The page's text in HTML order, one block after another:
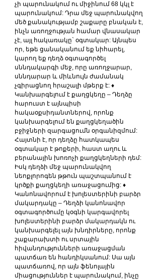
չի պարունակում ու միջինում 68 կկլ է
պարունակում: Դրա մեջ պարունակվող
մեծ քանակությամբ շաքարը բնական է,
ինչն առողջության համար վնասակար
չէ, այլ հակառակը` օգտակար: Այնպես
որ, եթե ցանականում եք նիհարել,
կարող եք դեղձ օգտագործել
սննդակարգի մեջ, որը առողջարար,
սննդարար և միևնույն ժամանակ
չգիրացնող հրաշալի մթերք է: ♦
Կանխարգելում է քաղցկեղը – Դեղձը
հարուստ է այնպիսի
հակաօքսիդանտներով, որոնք
կանխարգելում են քաղցկեղածին
բջիջների զարգացումն օրգանիզմում:
Հայտնի է, որ դեղձը հատկապես
օգտակար է թոքերի, հաստ աղու և
բերանային խոռոչի քաղցկեղների դեմ:
Իսկ դեղձի մեջ պարունակվող
նեոքլորոգեն թթուն պաշտպանում է
կրծքի քաղցկեղի առաջացումից: ♦
Կանոնավորում է խոլեստերինի բարձր
մակարդակը – Դեղձի կանոնավոր
օգտագործումը կօգնի կարգավորել
խոլեստերինի բարձր մակարդակն ու
կանխարգելել այն խնդիրները, որոնք
շաքարախտի ու սրտային
հիվանդությունների առաջացման
պատճառ են հանդիկսանում: Սա այն
պատճառով, որ այն ֆենոլային
միացություններ է պարունակում, ինչը